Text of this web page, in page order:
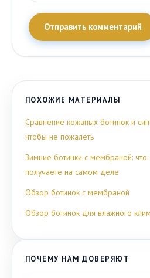
Отправить комментарий
ПОХОЖИЕ МАТЕРИАЛЫ
Сравнение кожаных ботинок и
чтобы не пожалеть
Зимние ботинки с мембраной:
получаете на самом деле
Обзор ботинок с мембраной
Обзор ботинок для влажного
ПОЧЕМУ НАМ ДОВЕРЯЮТ